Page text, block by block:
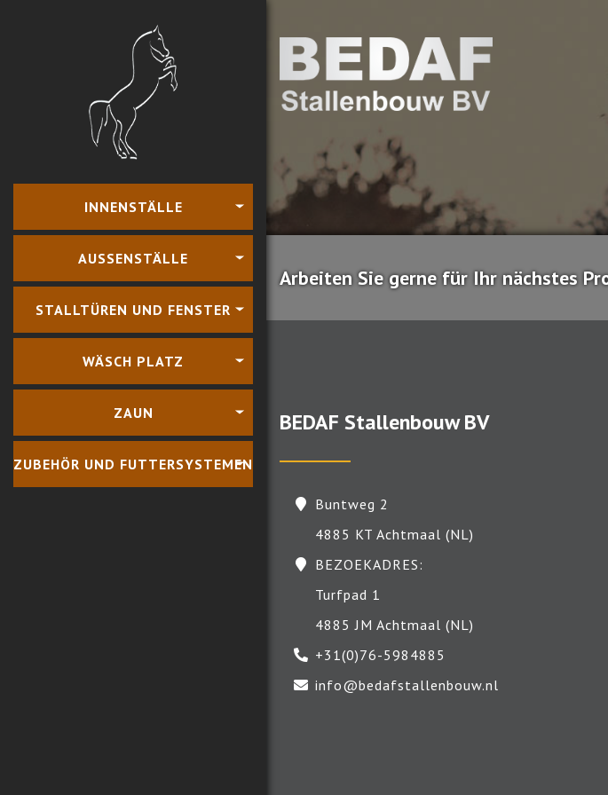
INNENSTÄLLE
AUSSENSTÄLLE
STALLTÜREN UND FENSTER
WÄSCH PLATZ
ZAUN
ZUBEHÖR UND FUTTERSYSTEMEN
Arbeiten Sie gerne für Ihr nächstes
BEDAF Stallenbouw BV
Buntweg 2
4885 KT Achtmaal (NL)
BEZOEKADRES:
Turfpad 1
4885 JM Achtmaal (NL)
+31(0)76-5984885
info@bedafstallenbouw.nl